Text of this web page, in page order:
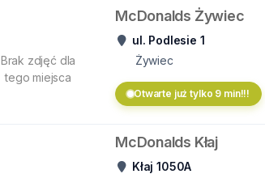
Brak zdjęć dla
tego miejsca
McDonalds Żywiec
ul. Podlesie 1
Żywiec
Otwarte już tylko 9 min!!!
McDonalds Kłaj
Kłaj 1050A